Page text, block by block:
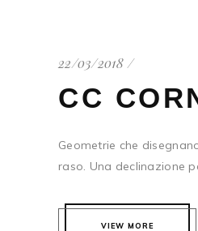
22/03/2018
CC
Geometrie che
raso. Una declinazione
VIEW MORE